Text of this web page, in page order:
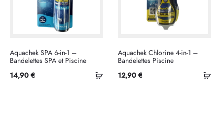
Ajouter
Aquachek SPA 6-in-1 –
Bandelettes SPA et Piscine
14,90 €
Aquachek Chlorine 4-in-1 –
Bandelettes Piscine
12,90 €